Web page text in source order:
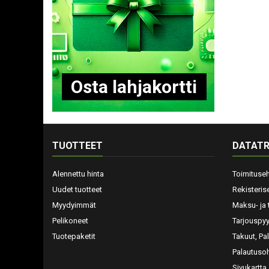
Osta lahjakortti
TUOTTEET
Alennettu hinta
Uudet tuotteet
Myydyimmät
Pelikoneet
Tuotepaketit
Maksu- ja
Takuut,